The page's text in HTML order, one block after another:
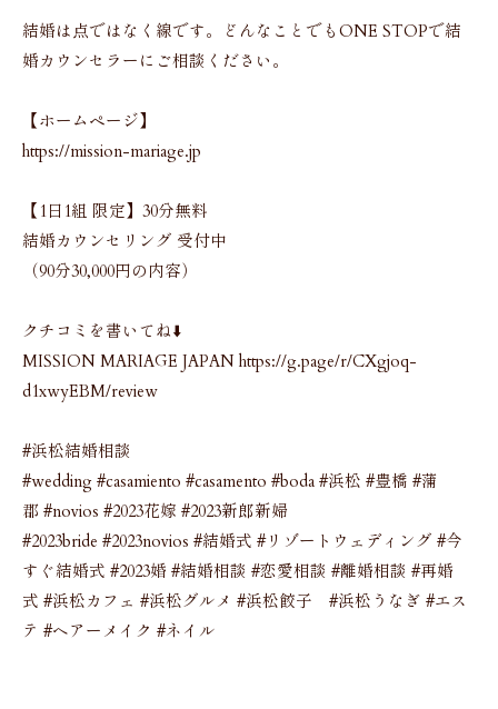
結婚は点ではなく線です。どんなことでもONE STOPで結
婚カウンセラーにご相談ください。
【ホームページ】
https://mission-mariage.jp
【1日1組 限定】30分無料
結婚カウンセリング 受付中
（90分30,000円の内容）
クチコミを書いてね⬇️
MISSION MARIAGE JAPAN https://g.page/r/CXgjoq-
d1xwyEBM/review
#浜松結婚相談
#wedding #casamiento #casamento #boda #浜松 #豊橋 #蒲
郡 #novios #2023花嫁 #2023新郎新婦
#2023bride #2023novios #結婚式 #リゾートウェディング #今
すぐ結婚式 #2023婚 #結婚相談 #恋愛相談 #離婚相談 #再婚
式 #浜松カフェ #浜松グルメ #浜松餃子 #浜松うなぎ #エス
テ #ヘアーメイク #ネイル